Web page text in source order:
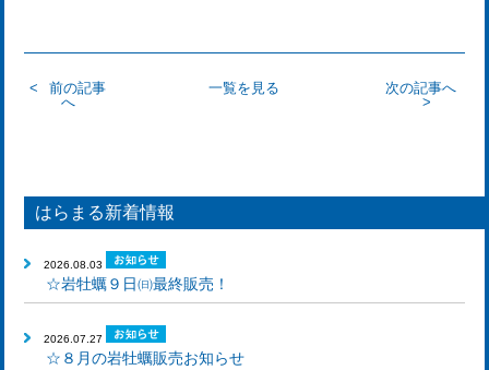
前の記事
へ
一覧を見る 次の記事へ
はらまる新着情報
2026.08.03
☆岩牡蠣９日㈰最終販売！
2026.07.27
☆８月の岩牡蠣販売お知らせ